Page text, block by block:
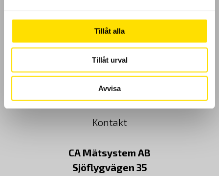
Tillåt alla
Tillåt urval
Avvisa
Klagomål
Kundundersökning
Om Oss
Kontakt
CA Mätsystem AB
Sjöflygvägen 35